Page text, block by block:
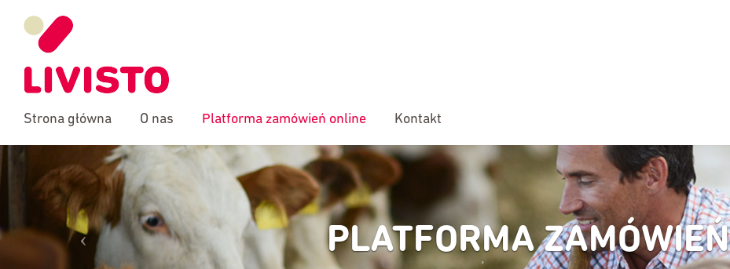
Strona główna O nas Platforma zamówień online Kontakt
PLATFORMA ZAMÓWIEŃ